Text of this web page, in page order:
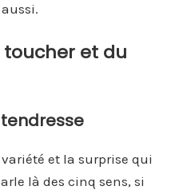
toucher et du
et la surprise qui
là des cinq sens, si